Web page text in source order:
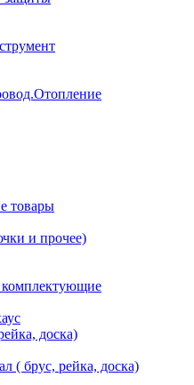
товары
и прочее)
доска)
( брус, рейка, доска)